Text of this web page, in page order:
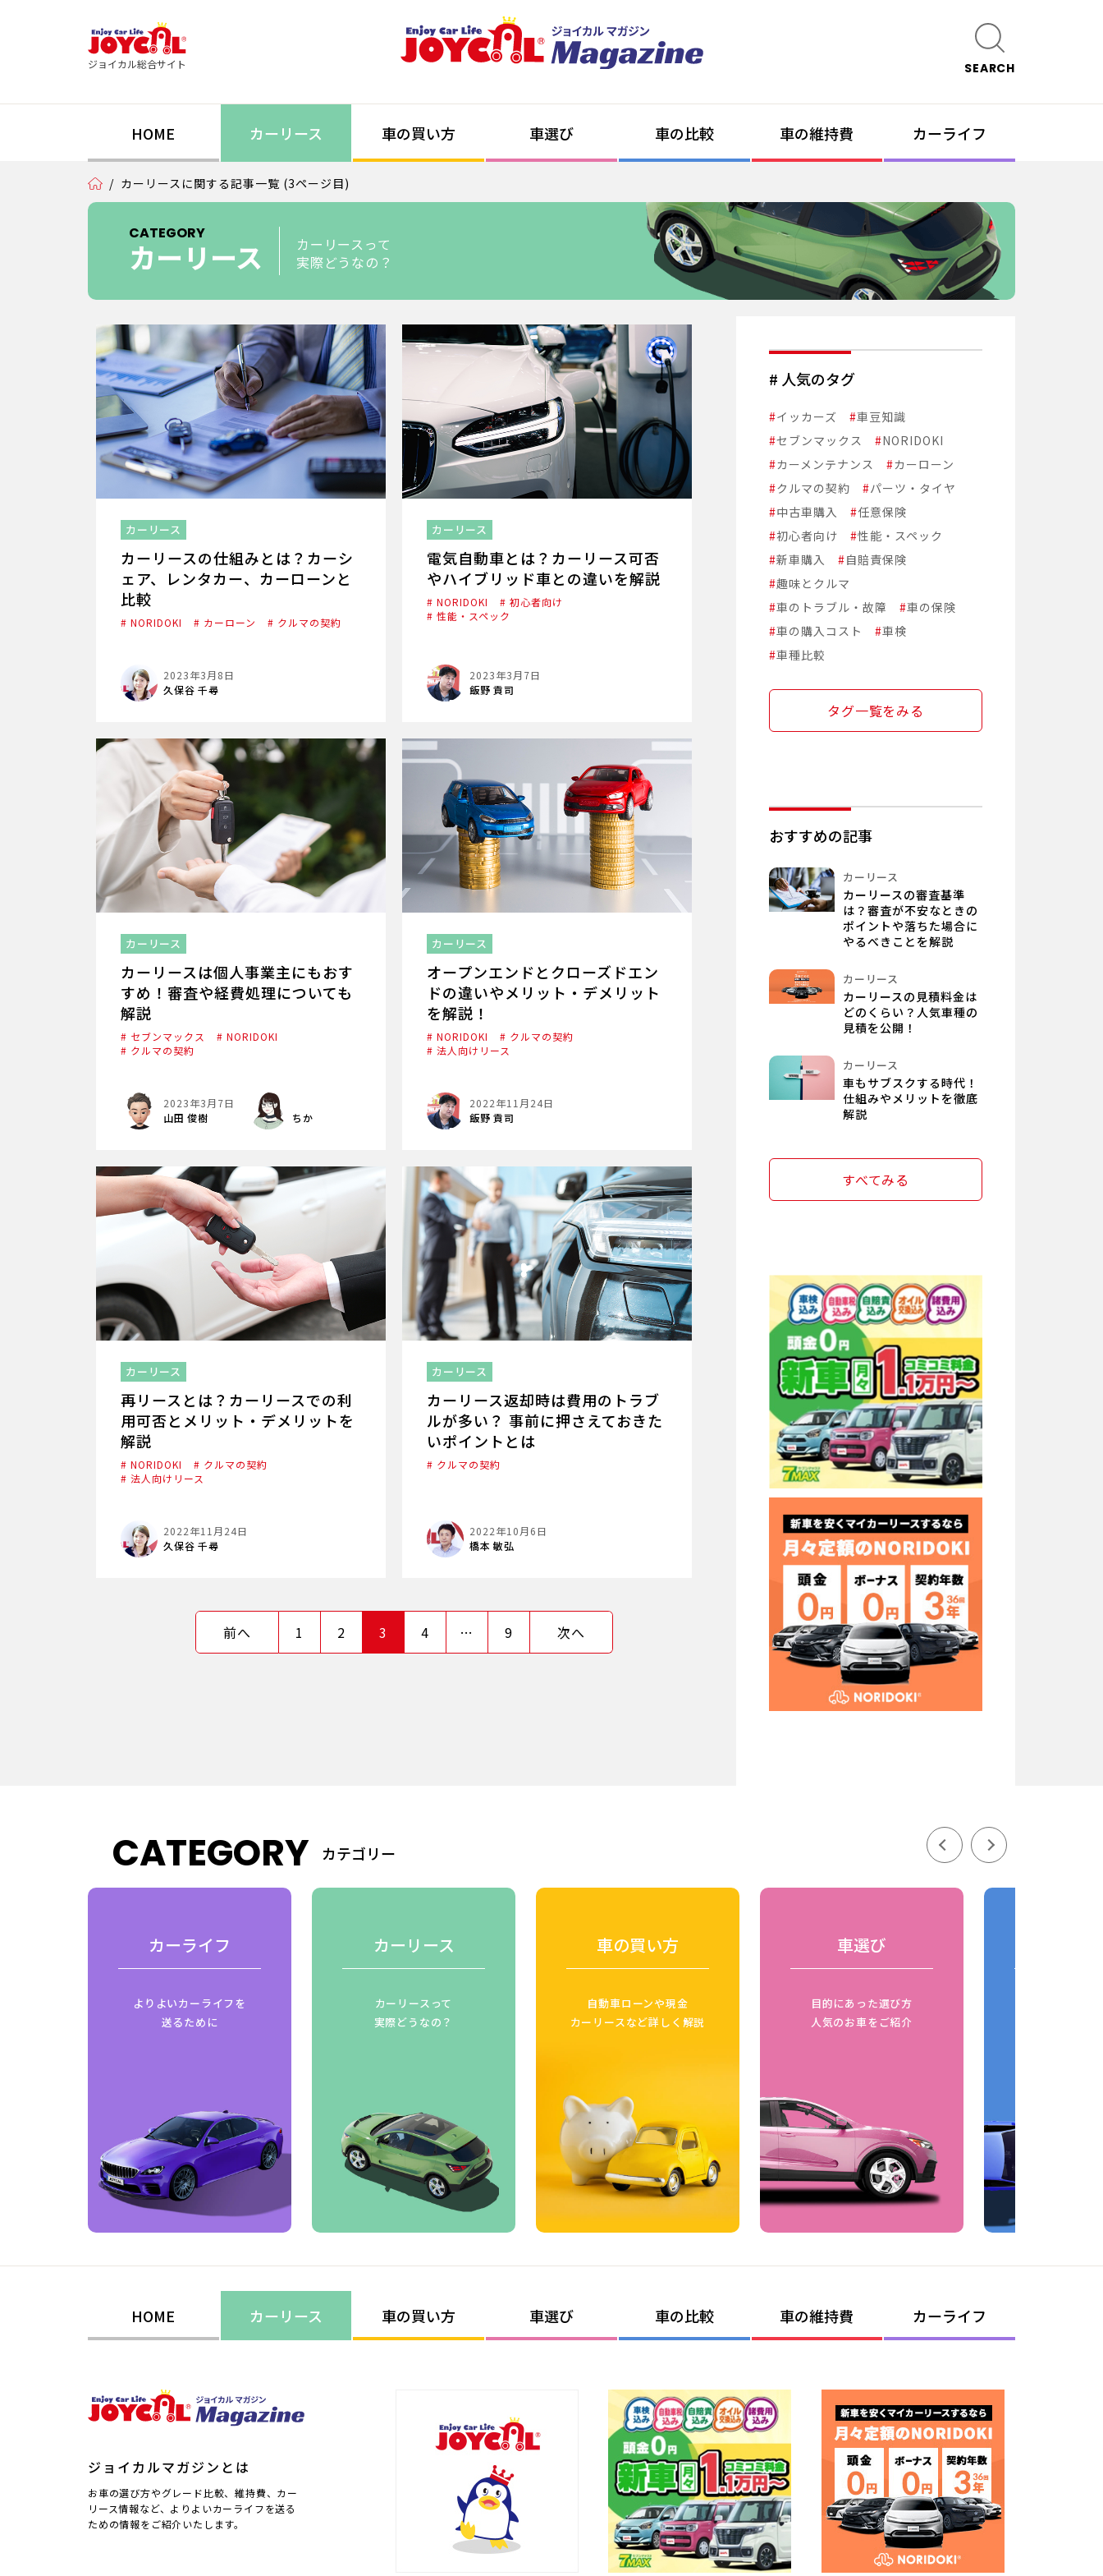
ジョイカル総合サイト SEARCH
HOME カーリース 車の買い方 車選び 車の比較 車の維持費 カーライフ
/ カーリースに関する記事一覧 (3ページ目)
CATEGORY
カーリース
カーリースって
実際どうなの？
カーリース
カーリースの仕組みとは？カーシ
ェア、レンタカー、カーローンと
比較
# NORIDOKI # カーローン # クルマの契約
久保谷 千尋
2023年3月8日
カーリース
電気自動車とは？カーリース可否
やハイブリッド車との違いを解説
# NORIDOKI
# 初心者向け
# 性能・スペック
飯野 貢司
2023年3月7日
カーリース
カーリースは個人事業主にもおす
すめ！審査や経費処理についても
解説
# セブンマックス
# NORIDOKI
# クルマの契約
山田 俊樹 ちか
2023年3月7日
カーリース
オープンエンドとクローズドエン
ドの違いやメリット・デメリット
を解説！
# NORIDOKI
# クルマの契約
# 法人向けリース
飯野 貢司
2022年11月24日
カーリース
再リースとは？カーリースでの利
用可否とメリット・デメリットを
解説
# NORIDOKI
# クルマの契約
# 法人向けリース
久保谷 千尋
2022年11月24日
カーリース
カーリース返却時は費用のトラブ
ルが多い？ 事前に押さえておきた
いポイントとは
# クルマの契約
橋本 敏弘
2022年10月6日
前へ 1 2 3 4 … 9 次へ
# 人気のタグ
#イッカーズ #車豆知識
#セブンマックス #NORIDOKI
#カーメンテナンス #カーローン
#クルマの契約 #パーツ・タイヤ
#中古車購入 #任意保険
#初心者向け #性能・スペック
#新車購入 #自賠責保険
#趣味とクルマ
#車のトラブル・故障 #車の保険
#車の購入コスト #車検
#車種比較
タグ一覧をみる
おすすめの記事
カーリース
カーリースの審査基準
は？審査が不安なときの
ポイントや落ちた場合に
やるべきことを解説
カーリース
カーリースの見積料金は
どのくらい？人気車種の
見積を公開！
カーリース
車もサブスクする時代！
仕組みやメリットを徹底
解説
すべてみる
CATEGORY カテゴリー
カーライフ
よりよいカーライフを
送るために
カーリース
カーリースって
実際どうなの？
車の買い方
自動車ローンや現金
カーリースなど詳しく解説
車選び
目的にあった選び方
人気のお車をご紹介
HOME カーリース 車の買い方 車選び 車の比較 車の維持費 カーライフ
ジョイカルマガジンとは
お車の選び方やグレード比較、維持費、カー
リース情報など、よりよいカーライフを送る
ための情報をご紹介いたします。